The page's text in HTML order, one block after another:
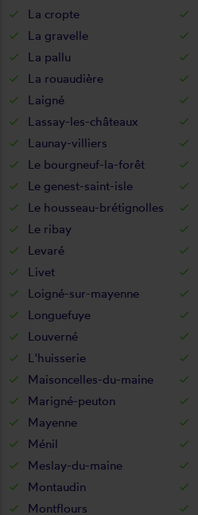
La cropte
La gravelle
La pallu
La rouaudière
Laigné
Lassay-les-châteaux
Launay-villiers
Le bourgneuf-la-forêt
Le genest-saint-isle
Le housseau-brétignolles
Le ribay
Levaré
Livet
Loigné-sur-mayenne
Longuefuye
Louverné
L'huisserie
Maisoncelles-du-maine
Marigné-peuton
Mayenne
Ménil
Meslay-du-maine
Montaudin
Montflours